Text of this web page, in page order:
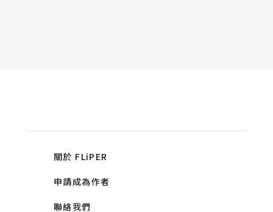
關於 FLiPER
申請成為作者
聯絡我們